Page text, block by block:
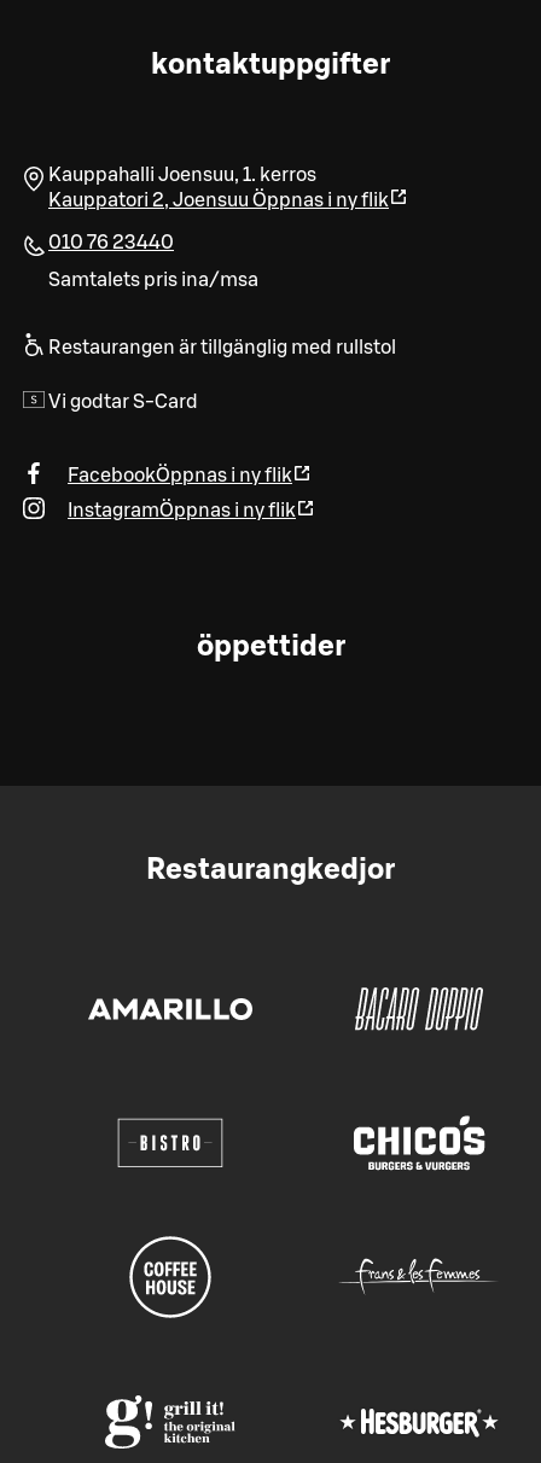
kontaktuppgifter
Kauppahalli Joensuu, 1. kerros
Kauppatori 2, Joensuu Öppnas i ny flik
010 76 23440
Samtalets pris ina/msa
Restaurangen är tillgänglig med rullstol
Vi godtar S-Card
FacebookÖppnas i ny flik
InstagramÖppnas i ny flik
öppettider
Restaurangkedjor